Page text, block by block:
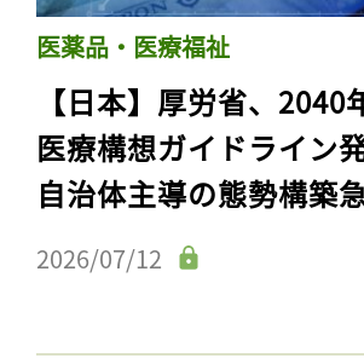
医薬品・医療福祉
【日本】厚労省、2040
医療構想ガイドライン発
自治体主導の態勢構築
2026/07/12